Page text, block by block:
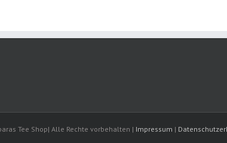
Tee Shop| Alle Rechte vorbehalten | Impressum |